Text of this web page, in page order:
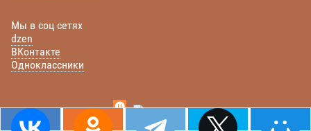
Мы в соц сетях
dzen
ВКонтакте
Одноклассники